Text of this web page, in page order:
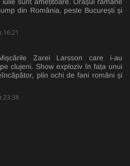
din România, peste București și
16:21
Zarei Larsson care i-au
clujeni. Show exploziv în fața unui
plin ochi de fani români și
23:38